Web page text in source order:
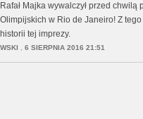
Rafał Majka wywalczył przed
Olimpijskich w Rio de Janeiro! Z
historii tej imprezy.
6 SIERPNIA 2016 21:51